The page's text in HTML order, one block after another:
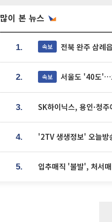
많이 본 뉴스
1. 속보 전북 완주 삼례
2. 속보 서울도 '40도'…
3. SK하이닉스, 용인·청
4. '2TV 생생정보' 오늘
5. 입추매직 '불발', 처서